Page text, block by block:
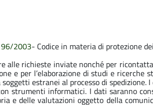
2003- Codice in materia di protezione
alle richieste inviate nonché per
e per l’elaborazione di studi e ricerche
estranei al processo di
informatici. I dati saranno
e delle valutazioni oggetto della